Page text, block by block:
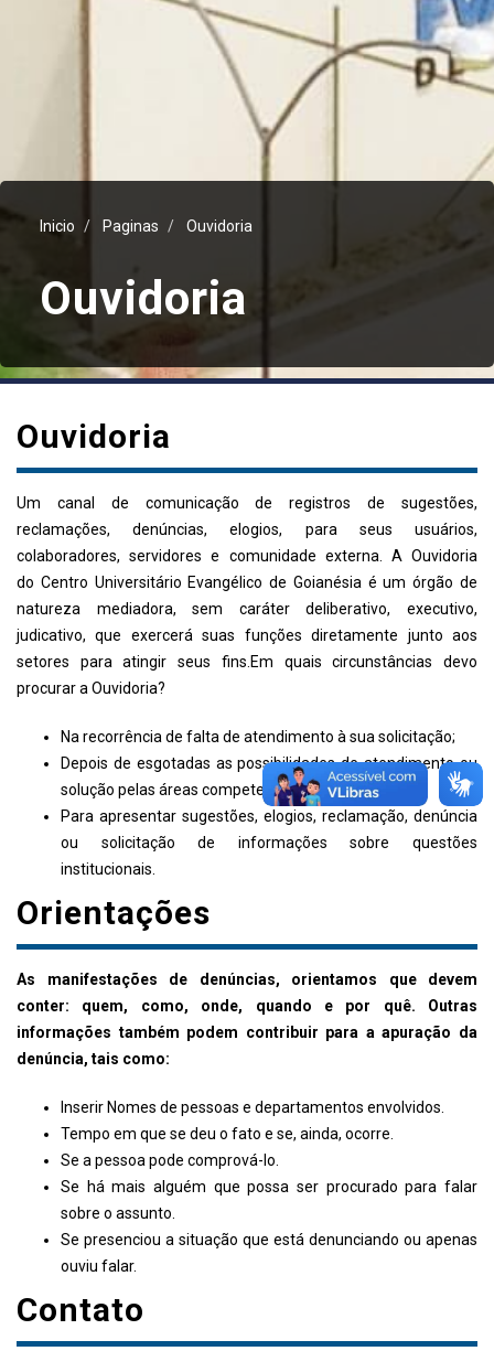
Inicio Paginas Ouvidoria
Ouvidoria
Ouvidoria
Um canal de comunicação de registros de sugestões,
reclamações, denúncias, elogios, para seus usuários,
colaboradores, servidores e comunidade externa. A Ouvidoria
do Centro Universitário Evangélico de Goianésia é um órgão de
natureza mediadora, sem caráter deliberativo, executivo,
judicativo, que exercerá suas funções diretamente junto aos
setores para atingir seus fins.Em quais circunstâncias devo
procurar a Ouvidoria?
Na recorrência de falta de atendimento à sua solicitação;
Depois de esgotadas as possibilidades de atendimento ou
solução pelas áreas competentes da Instituição;
Para apresentar sugestões, elogios, reclamação, denúncia
ou solicitação de informações sobre questões
institucionais.
Orientações
As manifestações de denúncias, orientamos que devem
conter: quem, como, onde, quando e por quê. Outras
informações também podem contribuir para a apuração da
denúncia, tais como:
Inserir Nomes de pessoas e departamentos envolvidos.
Tempo em que se deu o fato e se, ainda, ocorre.
Se a pessoa pode comprová-lo.
Se há mais alguém que possa ser procurado para falar
sobre o assunto.
Se presenciou a situação que está denunciando ou apenas
ouviu falar.
Contato